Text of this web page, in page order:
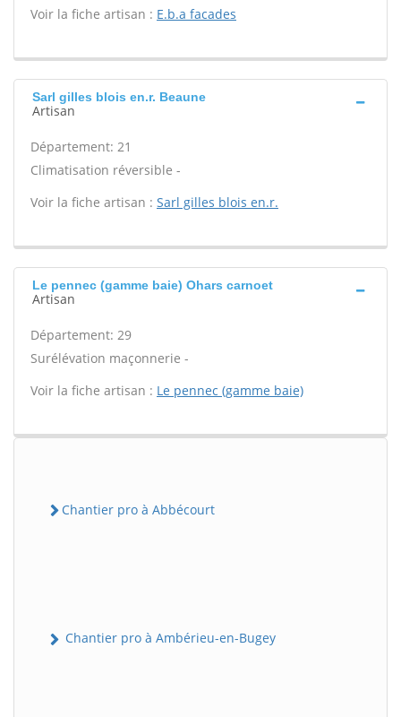
Voir la fiche artisan : E.b.a facades
Sarl gilles blois en.r. Beaune
Artisan
Département: 21
Climatisation réversible -
Voir la fiche artisan : Sarl gilles blois en.r.
Le pennec (gamme baie) Ohars carnoet
Artisan
Département: 29
Surélévation maçonnerie -
Voir la fiche artisan : Le pennec (gamme baie)
Chantier pro à Abbécourt
Chantier pro à Ambérieu-en-Bugey